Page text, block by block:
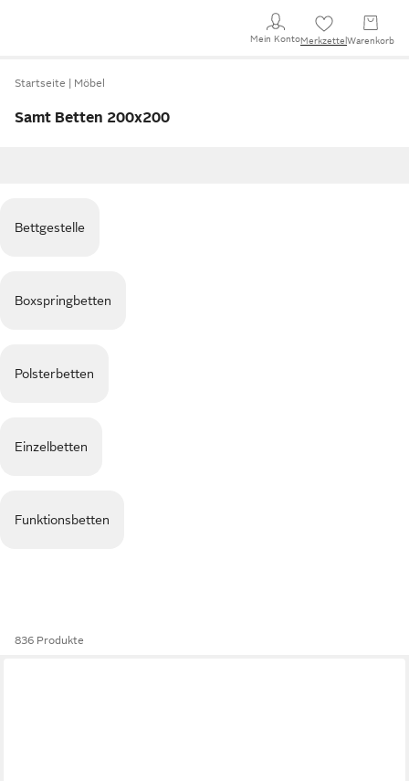
Mein KontoMerkzettel Warenkorb
Startseite Möbel
Samt Betten 200x200
Bettgestelle
Boxspringbetten
Polsterbetten
Einzelbetten
Funktionsbetten
836 Produkte